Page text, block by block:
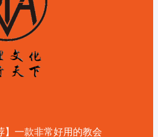
】一款非常好用的教会